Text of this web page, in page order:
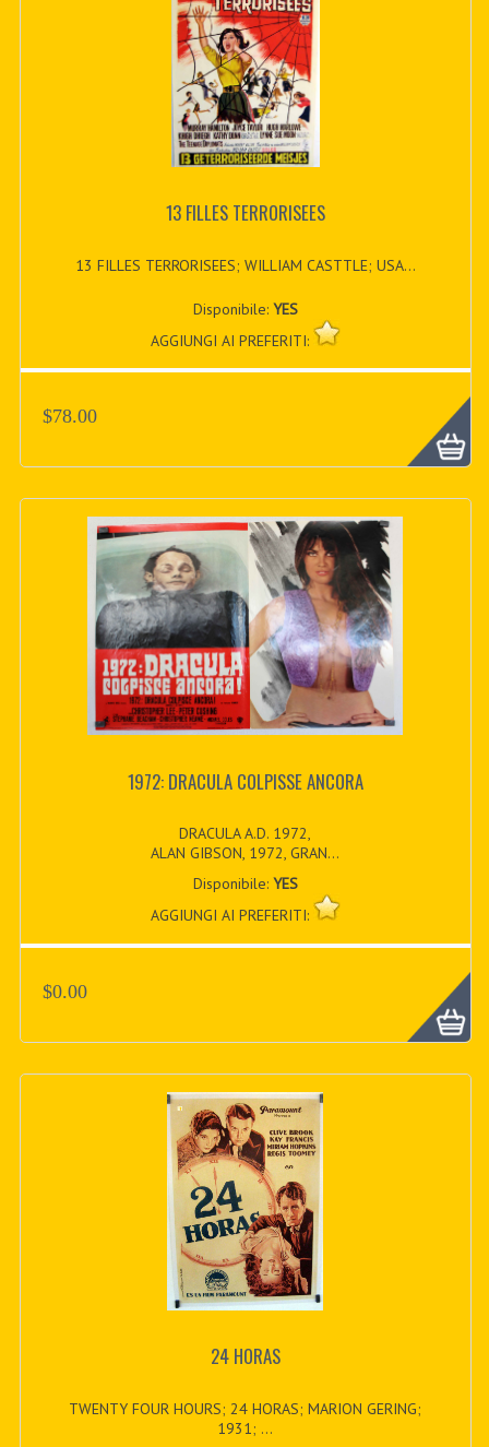
13 FILLES TERRORISEES
13 FILLES TERRORISEES; WILLIAM CASTTLE; USA...
Disponibile: YES
AGGIUNGI AI PREFERITI:
$78.00
1972: DRACULA COLPISSE ANCORA
DRACULA A.D. 1972,
ALAN GIBSON, 1972, GRAN...
Disponibile: YES
AGGIUNGI AI PREFERITI:
$0.00
24 HORAS
TWENTY FOUR HOURS; 24 HORAS; MARION GERING;
1931; ...